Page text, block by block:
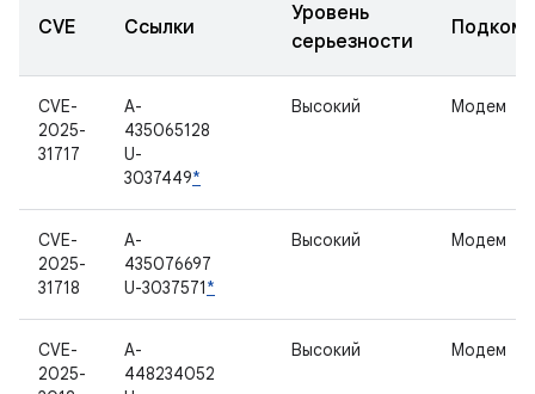
CVE Ссылки
Уровень
серьезности
CVE-
2025-
31717
A-
435065128
U-
3037449*
Высокий Модем
CVE-
2025-
31718
A-
435076697
U-3037571*
Высокий Модем
CVE-
2025-
A-
448234052
Высокий Модем